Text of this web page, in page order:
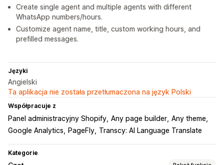
Create single agent and multiple agents with different
WhatsApp numbers/hours.
Customize agent name, title, custom working hours, and
prefilled messages.
Języki
Angielski
Ta aplikacja nie została przetłumaczona na język Polski
Współpracuje z
Panel administracyjny Shopify Any page builder Any theme
Google Analytics
PageFly Transcy: AI Language Translate
Kategorie